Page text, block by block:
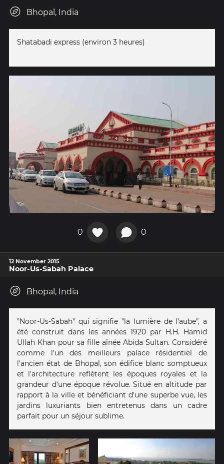
Bhopal, India
Shatabadi express (environ 3 heures)
0 0
12 November 2015
Noor-Us-Sabah Palace
Bhopal, India
"Noor-Us-Sabah" qui signifie "la lumière de l'aube", a
été construit dans les années 1920 par H.H. Hamid
Ullah Khan pour sa fille aînée Abida Sultan. Considéré
comme l'un des meilleurs palace résidentiel de
l'ancien état de Bhopal, son édifice blanc somptueux
et l'architecture reflètent les époques royales et la
grandeur d'une époque révolue. Situé en altitude par
rapport à la ville et bénéficiant d'une superbe vue, les
jardins luxuriants bien entretenus dans un cadre
parfait pour un séjour sublime.